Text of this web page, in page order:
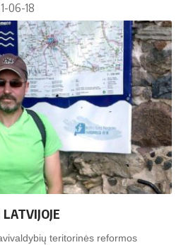
06-18
teritorinės reformos